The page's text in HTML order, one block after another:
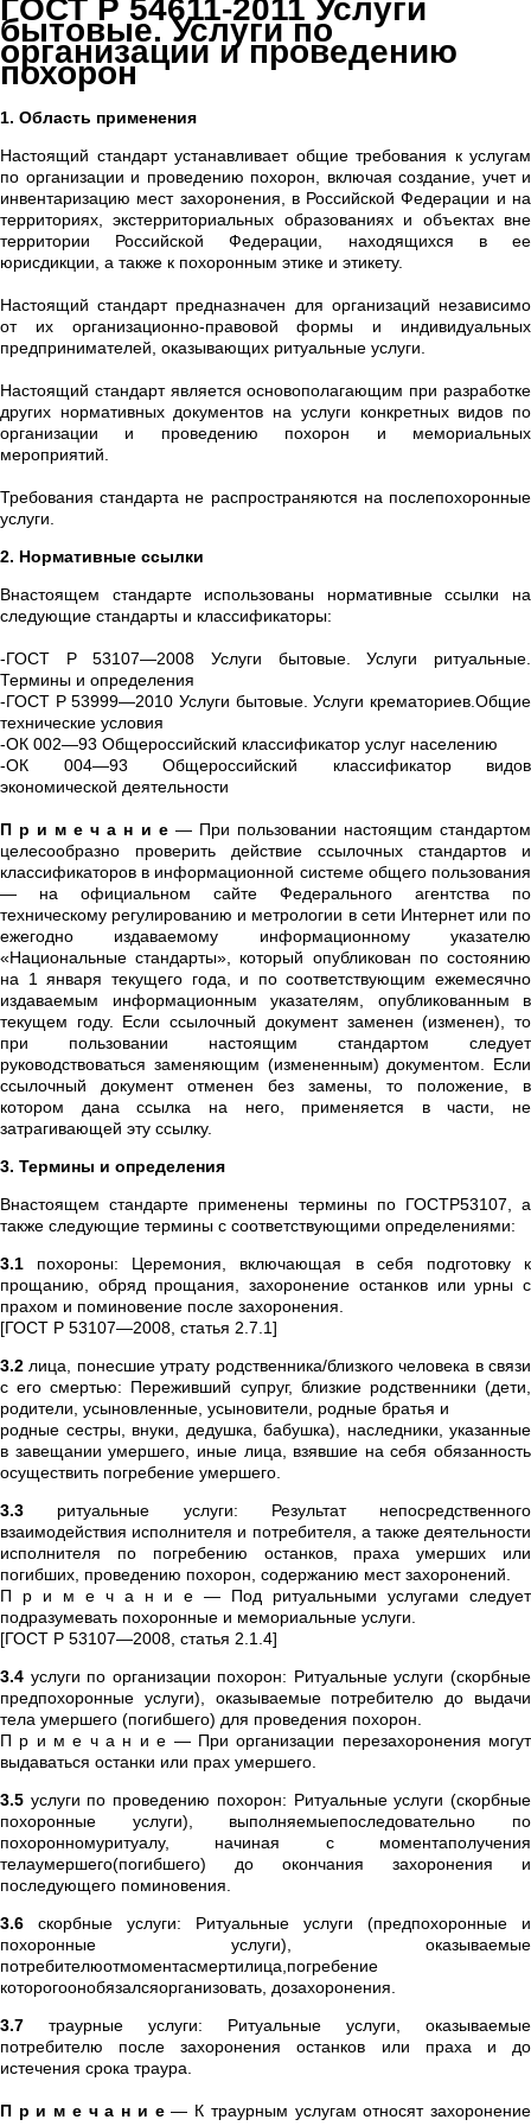
ГОСТ Р 54611-2011 Услуги
бытовые. Услуги по
организации и проведению
похорон
1. Область применения
Настоящий стандарт устанавливает общие требования к услугам
по организации и проведению похорон, включая создание, учет и
инвентаризацию мест захоронения, в Российской Федерации и на
территориях, экстерриториальных образованиях и объектах вне
территории Российской Федерации, находящихся в ее
юрисдикции, а также к похоронным этике и этикету.
Настоящий стандарт предназначен для организаций независимо
от их организационно-правовой формы и индивидуальных
предпринимателей, оказывающих ритуальные услуги.
Настоящий стандарт является основополагающим при разработке
других нормативных документов на услуги конкретных видов по
организации и проведению похорон и мемориальных
мероприятий.
Требования стандарта не распространяются на послепохоронные
услуги.
2. Нормативные ссылки
Внастоящем стандарте использованы нормативные ссылки на
следующие стандарты и классификаторы:
-ГОСТ Р 53107—2008 Услуги бытовые. Услуги ритуальные.
Термины и определения
-ГОСТ Р 53999—2010 Услуги бытовые. Услуги крематориев.Общие
технические условия
-ОК 002—93 Общероссийский классификатор услуг населению
-ОК 004—93 Общероссийский классификатор видов
экономической деятельности
П р и м е ч а н и е— При пользовании настоящим стандартом
целесообразно проверить действие ссылочных стандартов и
классификаторов в информационной системе общего пользования
— на официальном сайте Федерального агентства по
техническому регулированию и метрологии в сети Интернет или по
ежегодно издаваемому информационному указателю
«Национальные стандарты», который опубликован по состоянию
на 1 января текущего года, и по соответствующим ежемесячно
издаваемым информационным указателям, опубликованным в
текущем году. Если ссылочный документ заменен (изменен), то
при пользовании настоящим стандартом следует
руководствоваться заменяющим (измененным) документом. Если
ссылочный документ отменен без замены, то положение, в
котором дана ссылка на него, применяется в части, не
затрагивающей эту ссылку.
3. Термины и определения
Внастоящем стандарте применены термины по ГОСТР53107, а
также следующие термины с соответствующими определениями:
3.1 похороны: Церемония, включающая в себя подготовку к
прощанию, обряд прощания, захоронение останков или урны с
прахом и поминовение после захоронения.
[ГОСТ Р 53107—2008, статья 2.7.1]
3.2 лица, понесшие утрату родственника/близкого человека в связи
с его смертью: Переживший супруг, близкие родственники (дети,
родители, усыновленные, усыновители, родные братья и
родные сестры, внуки, дедушка, бабушка), наследники, указанные
в завещании умершего, иные лица, взявшие на себя обязанность
осуществить погребение умершего.
3.3 ритуальные услуги: Результат непосредственного
взаимодействия исполнителя и потребителя, а также деятельности
исполнителя по погребению останков, праха умерших или
погибших, проведению похорон, содержанию мест захоронений.
П р и м е ч а н и е — Под ритуальными услугами следует
подразумевать похоронные и мемориальные услуги.
[ГОСТ Р 53107—2008, статья 2.1.4]
3.4 услуги по организации похорон: Ритуальные услуги (скорбные
предпохоронные услуги), оказываемые потребителю до выдачи
тела умершего (погибшего) для проведения похорон.
П р и м е ч а н и е — При организации перезахоронения могут
выдаваться останки или прах умершего.
3.5 услуги по проведению похорон: Ритуальные услуги (скорбные
похоронные услуги), выполняемыепоследовательно по
похоронномуритуалу, начиная с моментаполучения
телаумершего(погибшего) до окончания захоронения и
последующего поминовения.
3.6 скорбные услуги: Ритуальные услуги (предпохоронные и
похоронные услуги), оказываемые
потребителюотмоментасмертилица,погребение
которогоонобязалсяорганизовать, дозахоронения.
3.7 траурные услуги: Ритуальные услуги, оказываемые
потребителю после захоронения останков или праха и до
истечения срока траура.
П р и м е ч а н и е— К траурным услугам относят захоронение